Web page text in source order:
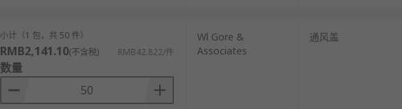
小计（1 包，共 50 件）
RMB2,141.10(不含税) RMB42.822/件
数量
Wl Gore &
Associates
通风盖